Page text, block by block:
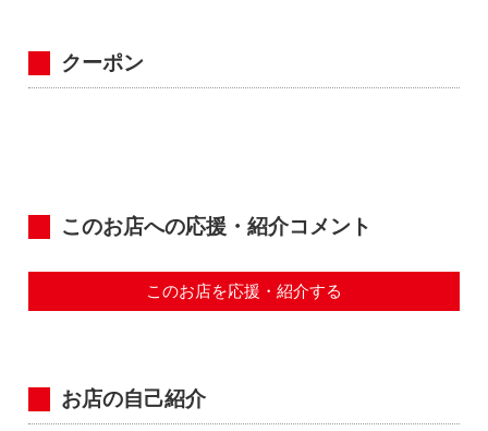
クーポン
このお店への応援・紹介コメント
このお店を応援・紹介する
お店の自己紹介